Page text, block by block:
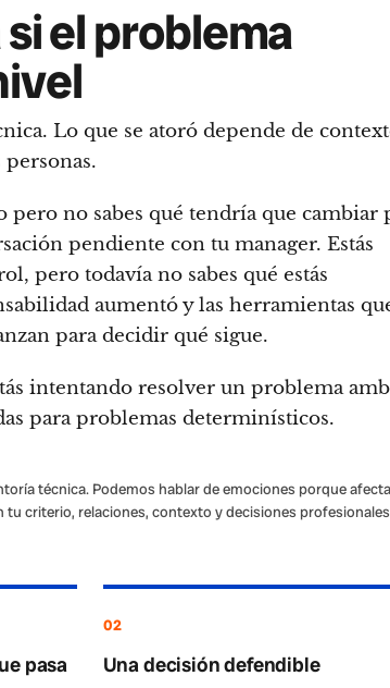
el problema
Lo que se atoró depende de
pero no sabes qué tendría que cambiar
pendiente con tu manager. Estás
pero todavía no sabes qué estás
aumentó y las herramientas
para decidir qué sigue.
intentando resolver un problema
para problemas determinísticos.
técnica. Podemos hablar de emociones porque
tu criterio, relaciones, contexto y decisiones
pasa
02
Una decisión defendible